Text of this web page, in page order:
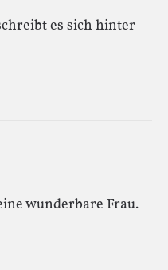
es sich hinter
wunderbare Frau.